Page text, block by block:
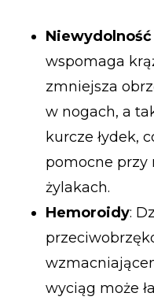
wspomaga
zmniejsza
w nogach, a
kurcze łydek,
pomocne przy
żylakach.
Hemoroidy:
wyciąg może